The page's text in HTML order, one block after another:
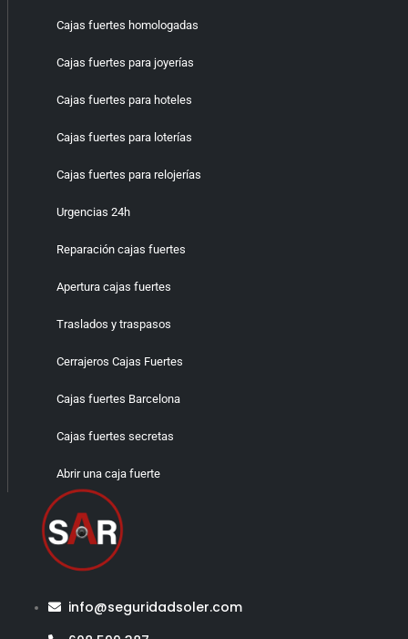
info@seguridadsoler.com
Cajas fuertes homologadas
Cajas fuertes para joyerías
Cajas fuertes para hoteles
Cajas fuertes para loterías
Cajas fuertes para relojerías
Urgencias 24h
Reparación cajas fuertes
Apertura cajas fuertes
Traslados y traspasos
Cerrajeros Cajas Fuertes
Cajas fuertes Barcelona
Cajas fuertes secretas
Abrir una caja fuerte